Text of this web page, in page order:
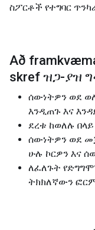
ስፖርቶች የተግባር
Að
skref ዝጋ-ያዝ
ሰውነትዎን ወደ
እንዲጠጉ እና
ደረቱ ከወለሉ
ሰውነትዎን ወደ
ሁሉ ኮርዎን እና
ለፈለጉት
ትክክለኛውን